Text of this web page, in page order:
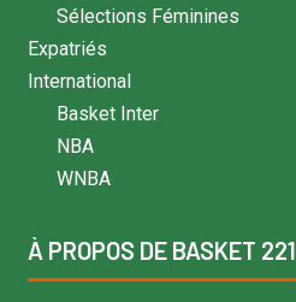
Sélections Féminines
Expatriés
International
Basket Inter
NBA
WNBA
À PROPOS DE BASKET 221